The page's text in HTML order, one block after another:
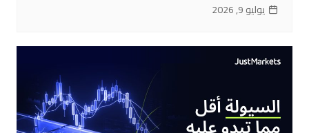
يوليو 9, 2026